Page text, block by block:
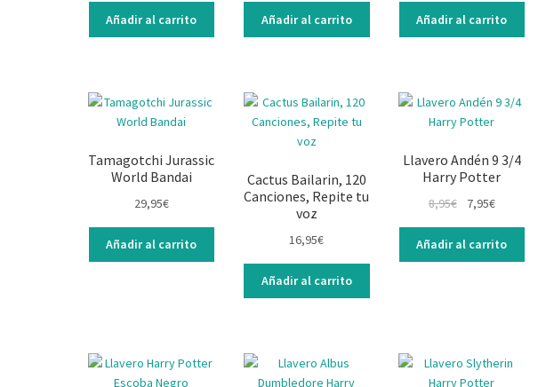
Añadir al carrito Añadir al carrito Añadir al carrito
Tamagotchi Jurassic
World Bandai
29,95€
Añadir al carrito
Cactus Bailarin, 120
Canciones, Repite tu
voz
16,95€
Añadir al carrito
Llavero Andén 9 3/4
Harry Potter
8,95€ 7,95€
Añadir al carrito